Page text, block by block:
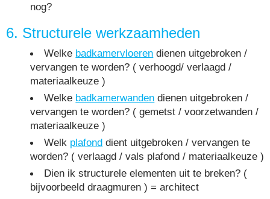
nog?
6. Structurele werkzaamheden
Welke badkamervloeren dienen uitgebroken /
vervangen te worden? ( verhoogd/ verlaagd /
materiaalkeuze )
Welke badkamerwanden dienen uitgebroken /
vervangen te worden? ( gemetst / voorzetwanden /
materiaalkeuze )
Welk plafond dient uitgebroken / vervangen te
worden? ( verlaagd / vals plafond / materiaalkeuze )
Dien ik structurele elementen uit te breken? (
bijvoorbeeld draagmuren ) = architect